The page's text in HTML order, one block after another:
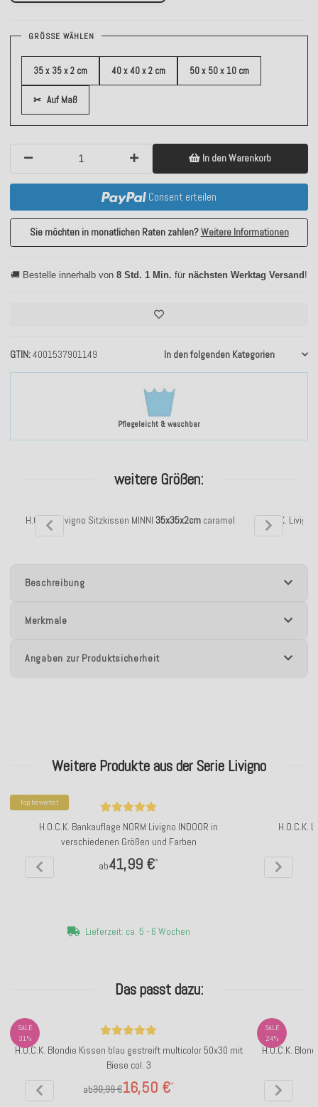
Pflegeleicht & waschbar
GTIN 4001537901149 In den folgenden Kategorien
GRÖSSE WÄHLEN
35 x 35 x 2 cm 40 x 40 x 2 cm 50 x 50 x 10 cm
✂ Auf Maß
In den Warenkorb
Consent erteilen
Sie möchten in monatlichen Raten zahlen?Weitere Informationen
🚚 Bestelle innerhalb von 8 Std. 1 Min. für nächsten Werktag Versand !
weitere Größen:
H.O.C.K. Livigno Sitzkissen MINNI 35x35x2cm caramel H.O.C.K.
Beschreibung
Merkmale
Angaben zur Produktsicherheit
Weitere Produkte aus der Serie Livigno
Top bewertet
H.O.C.K. Bankauflage NORM Livigno INDOOR in
verschiedenen Größen und Farben
ab41,99 €*
Lieferzeit: ca. 5 - 6 Wochen
H.O.C.K.
Das passt dazu:
SALE
31%
H.O.C.K. Blondie Kissen blau gestreift multicolor 50x30 mit
Biese col. 3
ab
16,50 €*
30,99 €
SALE
24%
H.O.C.K.